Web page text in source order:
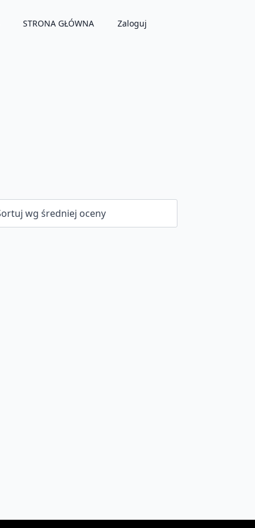
STRONA GŁÓWNA Zaloguj